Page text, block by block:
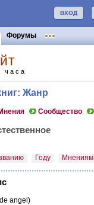
ВХОД
Форумы
часа
Жанр
Сообщество
Году Мнениям
angel)